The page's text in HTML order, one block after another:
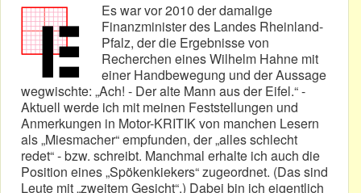
Es war vor 2010 der damalige
Finanzminister des Landes Rheinland-
Pfalz, der die Ergebnisse von
Recherchen eines Wilhelm Hahne mit
einer Handbewegung und der Aussage
wegwischte: „Ach! - Der alte Mann aus der Eifel.“ -
Aktuell werde ich mit meinen Feststellungen und
Anmerkungen in Motor-KRITIK von manchen Lesern
als „Miesmacher“ empfunden, der „alles schlecht
redet“ - bzw. schreibt. Manchmal erhalte ich auch die
Position eines „Spökenkiekers“ zugeordnet. (Das sind
Leute mit „zweitem Gesicht“.) Dabei bin ich eigentlich